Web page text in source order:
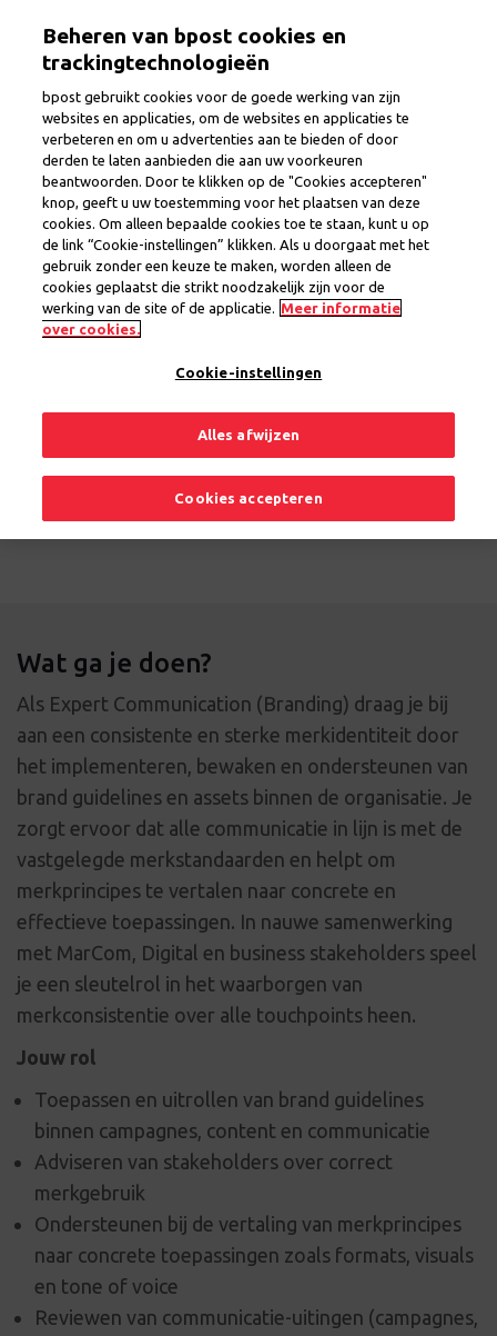
inhoud
Expert Communications
(Branding)
ProvincieBrussel
Regio Brussel
Vast contract
Delen
Solliciteer nu
Wat ga je doen?
Als Expert Communication (Branding) draag je bij
aan een consistente en sterke merkidentiteit door
het implementeren, bewaken en ondersteunen van
brand guidelines en assets binnen de organisatie. Je
zorgt ervoor dat alle communicatie in lijn is met de
vastgelegde merkstandaarden en helpt om
merkprincipes te vertalen naar concrete en
effectieve toepassingen. In nauwe samenwerking
met MarCom, Digital en business stakeholders speel
je een sleutelrol in het waarborgen van
merkconsistentie over alle touchpoints heen.
Jouw rol
Toepassen en uitrollen van brand guidelines
binnen campagnes, content en communicatie
Adviseren van stakeholders over correct
merkgebruik
Ondersteunen bij de vertaling van merkprincipes
naar concrete toepassingen zoals formats, visuals
en tone of voice
Reviewen van communicatie-uitingen (campagnes,
Beheren van bpost cookies en
trackingtechnologieën
bpost gebruikt cookies voor de goede werking van zijn
websites en applicaties, om de websites en applicaties te
verbeteren en om u advertenties aan te bieden of door
derden te laten aanbieden die aan uw voorkeuren
beantwoorden. Door te klikken op de "Cookies accepteren"
knop, geeft u uw toestemming voor het plaatsen van deze
cookies. Om alleen bepaalde cookies toe te staan, kunt u op
de link “Cookie-instellingen” klikken. Als u doorgaat met het
gebruik zonder een keuze te maken, worden alleen de
cookies geplaatst die strikt noodzakelijk zijn voor de
werking van de site of de applicatie. Meer informatie
over cookies.
Cookie-instellingen
Alles afwijzen
Cookies accepteren